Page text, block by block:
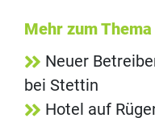
Mehr zum Thema
Neuer
bei Stettin
Hotel auf